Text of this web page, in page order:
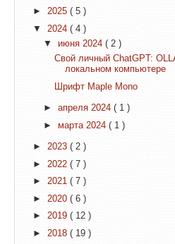
► 2025 ( 5 )
▼ 2024 ( 4 )
▼июня 2024( 2 )
Свой личный ChatGPT:
локальном компьютере
Шрифт Maple Mono
►апреля 2024( 1 )
►марта 2024( 1 )
► 2023 ( 2 )
► 2022 ( 7 )
► 2021 ( 7 )
► 2020 ( 6 )
► 2019 ( 12 )
► 2018 ( 19 )